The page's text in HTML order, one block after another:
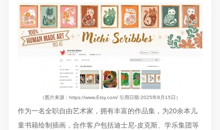
（图片来源：https://www.Etsy.com/ 引用日期:2025年8月15日）
作为一名全职自由艺术家，拥有丰富的作品集，为20余本儿
童书籍绘制插画，合作客户包括迪士尼-皮克斯、学乐集团等